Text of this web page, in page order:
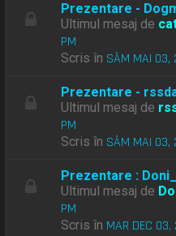
Prezentare -
Ultimul mesaj de
PM
Scris în SÂM MAI 03,
Prezentare -
Ultimul mesaj de
PM
Scris în SÂM MAI 03,
Prezentare :
Ultimul mesaj de
PM
Scris în MAR DEC